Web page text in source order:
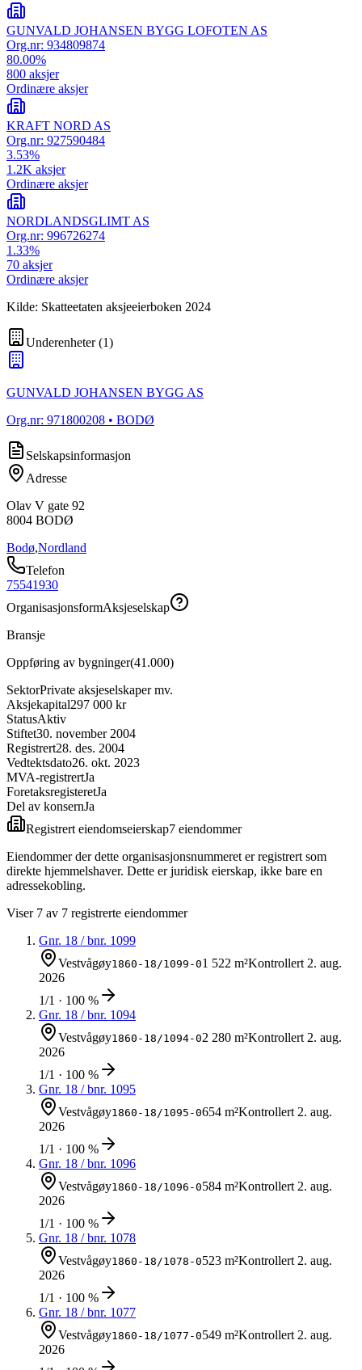
GUNVALD JOHANSEN BYGG LOFOTEN AS
Org.nr: 934809874
80.00%
800 aksjer
Ordinære aksjer
KRAFT NORD AS
Org.nr: 927590484
3.53%
1.2K aksjer
Ordinære aksjer
NORDLANDSGLIMT AS
Org.nr: 996726274
1.33%
70 aksjer
Ordinære aksjer
Kilde: Skatteetaten aksjeeierboken 2024
Underenheter(1)
GUNVALD JOHANSEN BYGG AS
Org.nr: 971800208 • BODØ
Selskapsinformasjon
Adresse
Olav V gate 92
8004 BODØ
Bodø,Nordland
Telefon
75541930
OrganisasjonsformAksjeselskap
Bransje
Oppføring av bygninger(41.000)
SektorPrivate aksjeselskaper mv.
Aksjekapital297 000 kr
StatusAktiv
Stiftet30. november 2004
Registrert28. des. 2004
Vedtektsdato26. okt. 2023
MVA-registrertJa
ForetaksregisteretJa
Del av konsernJa
Registrert eiendomseierskap7 eiendommer
Eiendommer der dette organisasjonsnummeret er registrert som
direkte hjemmelshaver. Dette er juridisk eierskap, ikke bare en
adressekobling.
Viser 7 av 7 registrerte eiendommer
Gnr. 18 / bnr. 1099
Vestvågøy1860-18/1099-01 522 m²Kontrollert2. aug.
2026
1/1 · 100 %
Gnr. 18 / bnr. 1094
Vestvågøy1860-18/1094-02 280 m²Kontrollert2. aug.
2026
1/1 · 100 %
Gnr. 18 / bnr. 1095
Vestvågøy1860-18/1095-0654 m²Kontrollert2. aug.
2026
1/1 · 100 %
Gnr. 18 / bnr. 1096
Vestvågøy1860-18/1096-0584 m²Kontrollert2. aug.
2026
1/1 · 100 %
Gnr. 18 / bnr. 1078
Vestvågøy1860-18/1078-0523 m²Kontrollert2. aug.
2026
1/1 · 100 %
Gnr. 18 / bnr. 1077
Vestvågøy1860-18/1077-0549 m²Kontrollert2. aug.
2026